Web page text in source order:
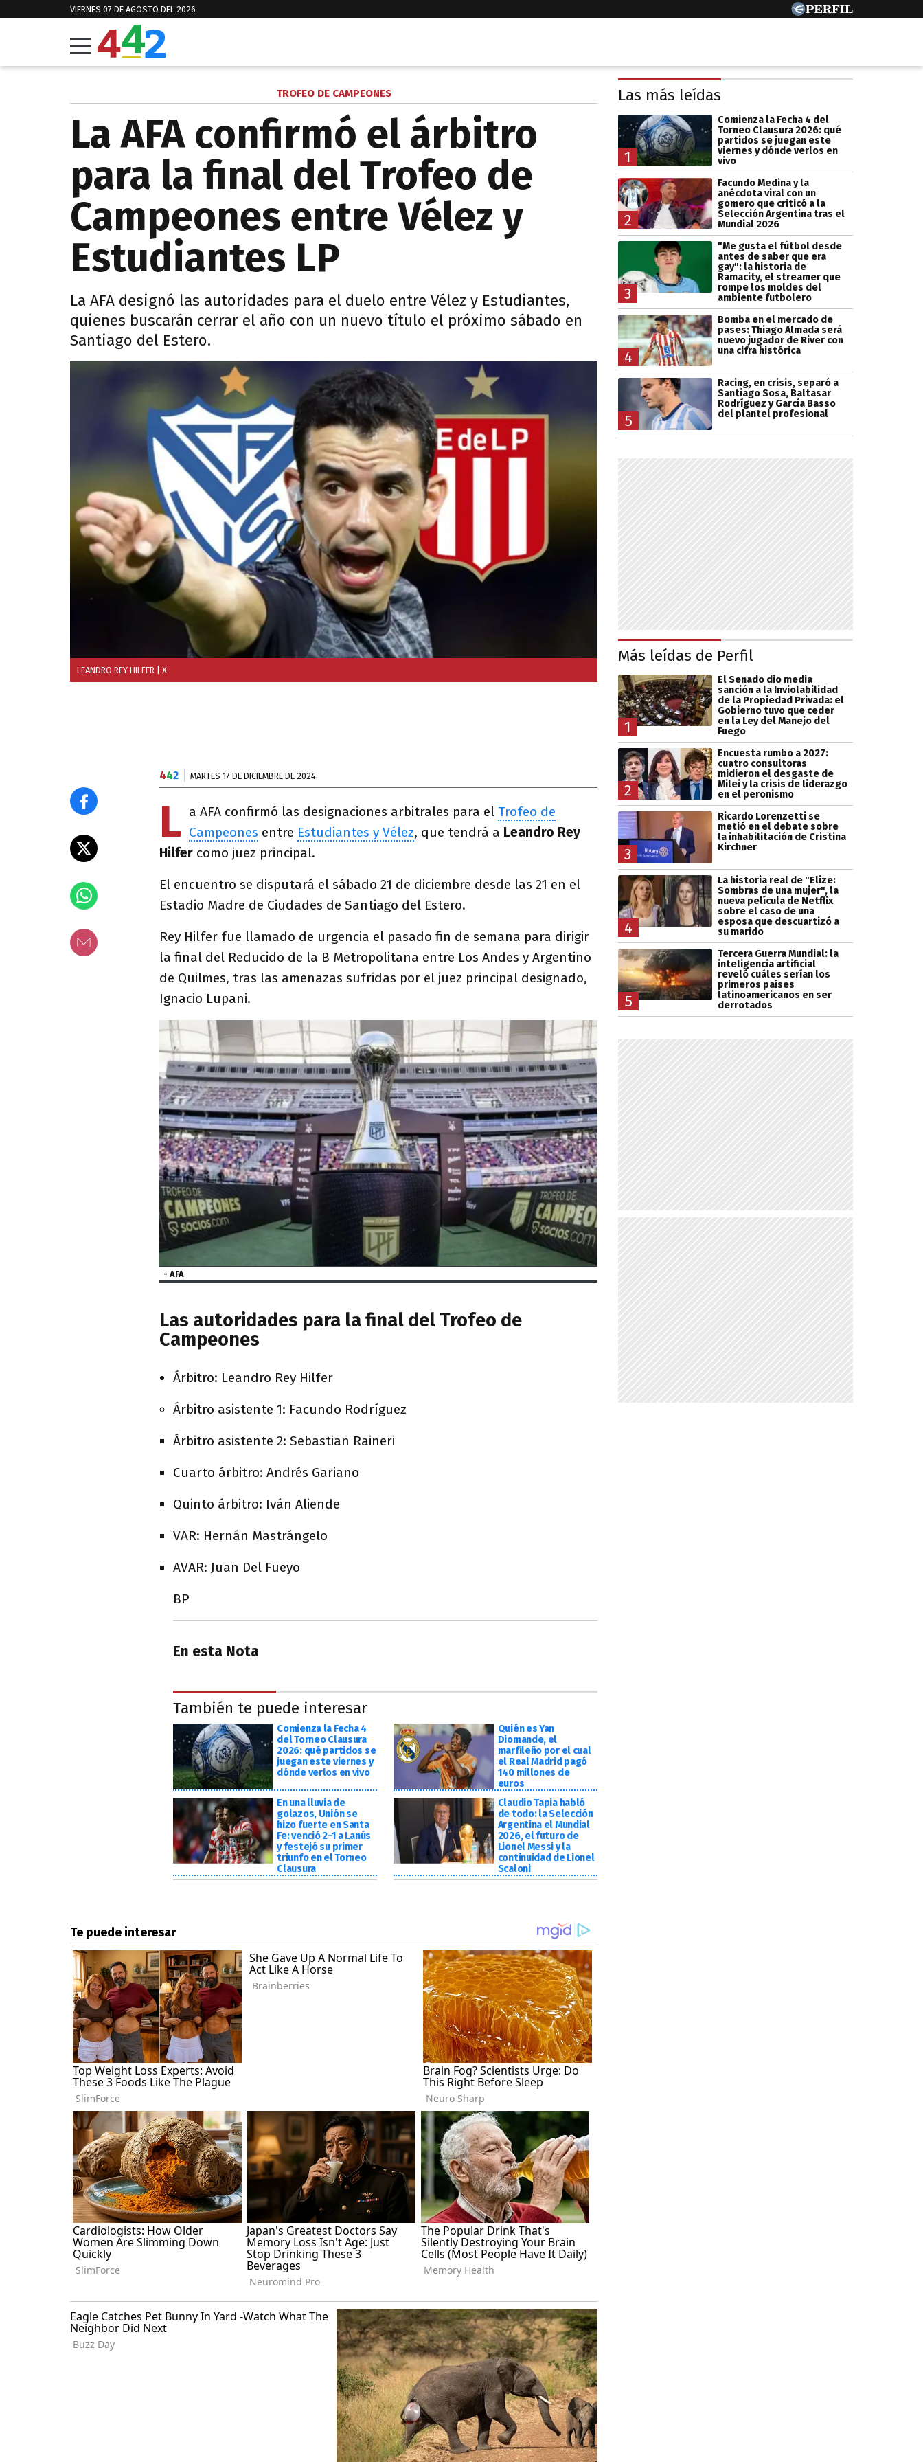
VIERNES 07 DE AGOSTO DEL 2026
TROFEO DE CAMPEONES
La AFA confirmó el árbitro
para la final del Trofeo de
Campeones entre Vélez y
Estudiantes LP
La AFA designó las autoridades para el duelo entre Vélez y Estudiantes,
quienes buscarán cerrar el año con un nuevo título el próximo sábado en
Santiago del Estero.
LEANDRO REY HILFER | X
442 MARTES 17 DE DICIEMBRE DE 2024
L a AFA confirmó las designaciones arbitrales para el Trofeo de
Campeones entre Estudiantes y Vélez, que tendrá a Leandro Rey
Hilfer como juez principal.
El encuentro se disputará el sábado 21 de diciembre desde las 21 en el
Estadio Madre de Ciudades de Santiago del Estero.
Rey Hilfer fue llamado de urgencia el pasado fin de semana para dirigir
la final del Reducido de la B Metropolitana entre Los Andes y Argentino
de Quilmes, tras las amenazas sufridas por el juez principal designado,
Ignacio Lupani.
- AFA
Las autoridades para la final del Trofeo de
Campeones
Árbitro: Leandro Rey Hilfer
Árbitro asistente 1: Facundo Rodríguez
Árbitro asistente 2: Sebastian Raineri
Cuarto árbitro: Andrés Gariano
Quinto árbitro: Iván Aliende
VAR: Hernán Mastrángelo
AVAR: Juan Del Fueyo
BP
En esta Nota
También te puede interesar
Comienza la Fecha 4
del Torneo Clausura
2026: qué partidos se
juegan este viernes y
dónde verlos en vivo
Quién es Yan
Diomande, el
marfileño por el cual
el Real Madrid pagó
140 millones de
euros
En una lluvia de
golazos, Unión se
hizo fuerte en Santa
Fe: venció 2-1 a Lanús
y festejó su primer
triunfo en el Torneo
Clausura
Claudio Tapia habló
de todo: la Selección
Argentina el Mundial
2026, el futuro de
Lionel Messi y la
continuidad de Lionel
Scaloni
Las más leídas
1
Comienza la Fecha 4 del
Torneo Clausura 2026: qué
partidos se juegan este
viernes y dónde verlos en
vivo
2
Facundo Medina y la
anécdota viral con un
gomero que criticó a la
Selección Argentina tras el
Mundial 2026
3
"Me gusta el fútbol desde
antes de saber que era
gay": la historia de
Ramacity, el streamer que
rompe los moldes del
ambiente futbolero
4
Bomba en el mercado de
pases: Thiago Almada será
nuevo jugador de River con
una cifra histórica
5
Racing, en crisis, separó a
Santiago Sosa, Baltasar
Rodríguez y García Basso
del plantel profesional
Más leídas de Perfil
1
El Senado dio media
sanción a la Inviolabilidad
de la Propiedad Privada: el
Gobierno tuvo que ceder
en la Ley del Manejo del
Fuego
2
Encuesta rumbo a 2027:
cuatro consultoras
midieron el desgaste de
Milei y la crisis de liderazgo
en el peronismo
3
Ricardo Lorenzetti se
metió en el debate sobre
la inhabilitación de Cristina
Kirchner
4
La historia real de "Elize:
Sombras de una mujer", la
nueva película de Netflix
sobre el caso de una
esposa que descuartizó a
su marido
5
Tercera Guerra Mundial: la
inteligencia artificial
reveló cuáles serían los
primeros países
latinoamericanos en ser
derrotados